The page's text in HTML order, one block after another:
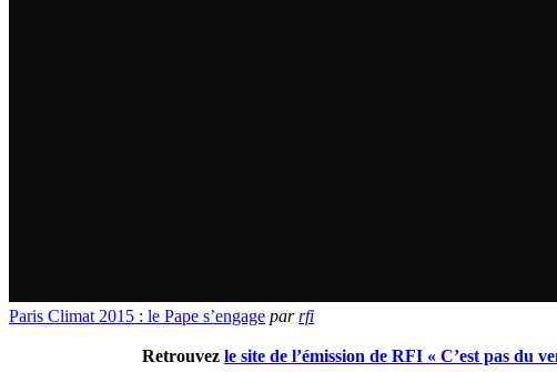
Paris Climat 2015 : le Pape s’engage parrfi
Retrouvez le site de l’émission de RFI « C’est pas du